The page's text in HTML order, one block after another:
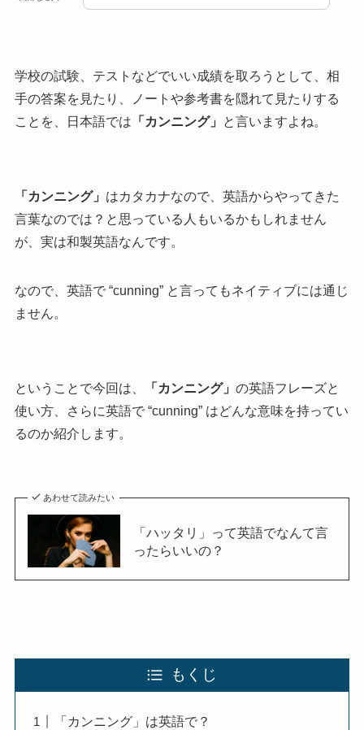
学校の試験、テストなどでいい成績を取ろうとして、相
手の答案を見たり、ノートや参考書を隠れて見たりする
ことを、日本語では 「カンニング」 と言いますよね。
「カンニング」 はカタカナなので、英語からやってきた
言葉なのでは？と思っている人もいるかもしれません
が、実は和製英語なんです。
なので、英語で “cunning” と言ってもネイティブには通じ
ません。
ということで今回は、 「カンニング」 の英語フレーズと
使い方、さらに英語で “cunning” はどんな意味を持ってい
るのか紹介します。
あわせて読みたい
「ハッタリ」って英語でなんて言
ったらいいの？
もくじ
「カンニング」は英語で？